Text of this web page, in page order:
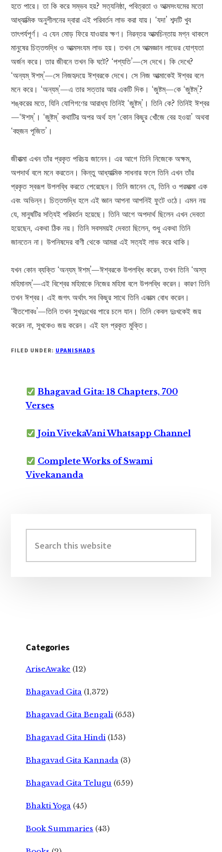
হতে পারে। তা কি করে সম্ভব হয়? সত্যনিষ্ঠা, পবিত্রতা ও আত্মসংযমের মতো
আধ্যাত্মিক অনুশীলনের দ্বারা এই পরিবর্তন লাভ করা যায়। ‘যদা’ শব্দটি খুব
তাৎপর্যপূর্ণ। এ যেন মোড় ফিরে যাওয়ার ক্ষণ। নিরন্তর আত্মচিন্তায় মগ্ন থাকলে
মানুষের চিত্তশুদ্ধি ও আত্মসংযম লাভ হয়। তখন সে আত্মজ্ঞান লাভের যোগ্যতা
অর্জন করে। তার জীবনে তখন কি ঘটে? ‘পশ্যতি’—সে দেখে। কি দেখে?
‘অন্যম্ ঈশম্‌’—সে নিজহৃদয়ে ঈশ্বরকে দেখে। সে নিজ আত্মাকেই ঈশ্বর বলে
মনে করে। ‘অন্যম্‌’—এ তার সত্তার আর একটি দিক। ‘জুষ্টম্—কে ‘জুষ্টম্‌’?
শঙ্করের মতে, যিনি যোগিগণের আরাধ্য তিনিই ‘জুষ্টম্‌’। তিনি কে? তিনিই ঈশ্বর
—‘ঈশম্‌’। ‘জুষ্টম্‌’ কথাটির অপর অর্থ হল ‘কোন কিছুর খোঁজে বের হওয়া’ অথবা
‘বহুজন পূজিত’।
জীবাত্মা এখন তাঁর প্রকৃত পরিচয় জানেন। এর আগে তিনি নিজেকে অক্ষম,
অপদার্থ বলে মনে করতেন। কিন্তু আধ্যাত্মিক সাধনার ফলে তিনি এখন তাঁর
প্রকৃত স্বরূপ উপলব্ধি করতে পেরেছেন। তিনি জানেন যে, তিনি ও পরমাত্মা এক
এবং অভিন্ন। চিত্তশুদ্ধি হলে এই জ্ঞান আপনা আপনিই ফুটে ওঠে। এমন নয়
যে, মানুষটির সত্যিই পরিবর্তন হয়েছে। তিনি আগে অপদার্থ ছিলেন এখন দেবতা
হয়েছেন, একথা ঠিক নয়। তিনি সবসময়ই দেবতা ছিলেন, শুধু একথা তিনি
জানতেন না। উপনিষদের বাণী থেকে আমরা এই সত্যই লাভ করে থাকি।
যখন কোন ব্যক্তি ‘অন্যম্‌ ঈশম্‌’—ঈশ্বরকে উপলব্ধি করেন, তখন তিনি ‘অস্য
মহিমানম্‌’—এই বিশ্বের মহিমাকে নিজের মহিমা বলে উপলব্ধি করেন। কারণ তিনি
তখন ঈশ্বর। এই জগৎ অর্থাৎ সব কিছুর সাথে তিনি একাত্ম বোধ করেন।
‘বীতশোকঃ’—তিনি তখন সুখদুঃখের পারে চলে যান। তিনি কেবল দুঃখকেই জয়
করেন না, সুখকেও জয় করেন। এই হল প্রকৃত মুক্তি।
FILED UNDER: UPANISHADS
Bhagavad Gita: 18 Chapters, 700
Verses
Join VivekaVani Whatsapp Channel
Complete Works of Swami
Vivekananda
Sidebar
this
website
Categories
AriseAwake (12)
Bhagavad Gita (1,372)
Bhagavad Gita Bengali (653)
Bhagavad Gita Hindi (153)
Bhagavad Gita Kannada (3)
Bhagavad Gita Telugu (659)
Bhakti Yoga (45)
Book Summaries (43)